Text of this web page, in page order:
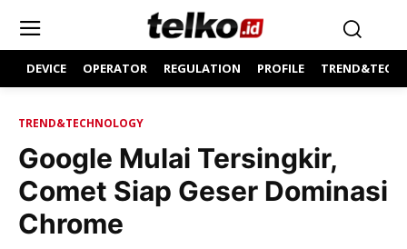
DEVICE OPERATOR REGULATION PROFILE
TREND&TECHNOLOGY
Google Mulai Tersingkir,
Comet Siap Geser Dominasi
Chrome